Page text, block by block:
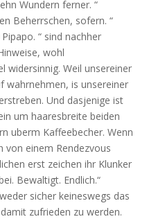
Wundern ferner. “
Beherrschen, sofern. “
“ sind nachher
wohl
widersinnig. Weil unsereiner
wahrnehmen, is unsereiner
Und dasjenige ist
um haaresbreite beiden
uberm Kaffeebecher. Wenn
von einem Rendezvous
erst zeichen ihr Klunker
Bewaltigt. Endlich.“
sicher keineswegs das
zufrieden zu werden.